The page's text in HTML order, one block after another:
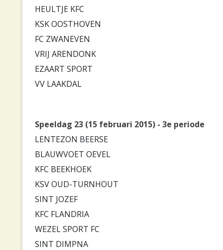
HEULTJE KFC
KSK OOSTHOVEN
FC ZWANEVEN
VRIJ ARENDONK
EZAART SPORT
VV LAAKDAL
Speeldag 23 (15 februari 2015) - 3e periode
LENTEZON BEERSE
BLAUWVOET OEVEL
KFC BEEKHOEK
KSV OUD-TURNHOUT
SINT JOZEF
KFC FLANDRIA
WEZEL SPORT FC
SINT DIMPNA